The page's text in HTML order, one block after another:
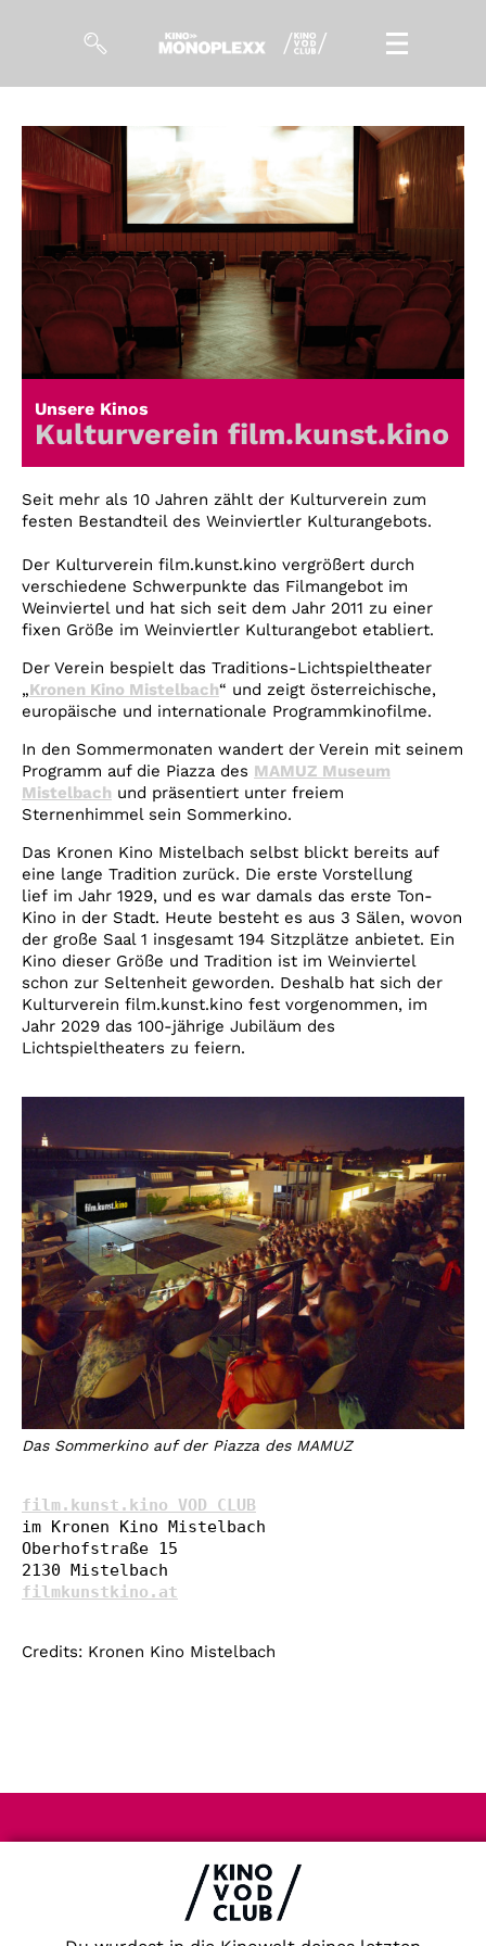
Filme
Magazin
Kuratierungen
Events
So geht’s
Filmpakete
Gutscheine
& Filmpässe
Account
Unsere Kinos
Kulturverein film.kunst.kino
Seit mehr als 10 Jahren zählt der Kulturverein zum
festen Bestandteil des Weinviertler Kulturangebots.
Der Kulturverein film.kunst.kino vergrößert durch
verschiedene Schwerpunkte das Filmangebot im
Weinviertel und hat sich seit dem Jahr 2011 zu einer
fixen Größe im Weinviertler Kulturangebot etabliert.
Der Verein bespielt das Traditions-Lichtspieltheater
„Kronen Kino Mistelbach“ und zeigt österreichische,
europäische und internationale Programmkinofilme.
In den Sommermonaten wandert der Verein mit seinem
Programm auf die Piazza des MAMUZ Museum
Mistelbach und präsentiert unter freiem
Sternenhimmel sein Sommerkino.
Das Kronen Kino Mistelbach selbst blickt bereits auf
eine lange Tradition zurück. Die erste Vorstellung
lief im Jahr 1929, und es war damals das erste Ton-
Kino in der Stadt. Heute besteht es aus 3 Sälen, wovon
der große Saal 1 insgesamt 194 Sitzplätze anbietet. Ein
Kino dieser Größe und Tradition ist im Weinviertel
schon zur Seltenheit geworden. Deshalb hat sich der
Kulturverein film.kunst.kino fest vorgenommen, im
Jahr 2029 das 100-jährige Jubiläum des
Lichtspieltheaters zu feiern.
Das Sommerkino auf der Piazza des MAMUZ
film.kunst.kino VOD CLUB
im Kronen Kino Mistelbach
Oberhofstraße 15
filmkunstkino.at
Credits: Kronen Kino Mistelbach
AGB
Kontakt